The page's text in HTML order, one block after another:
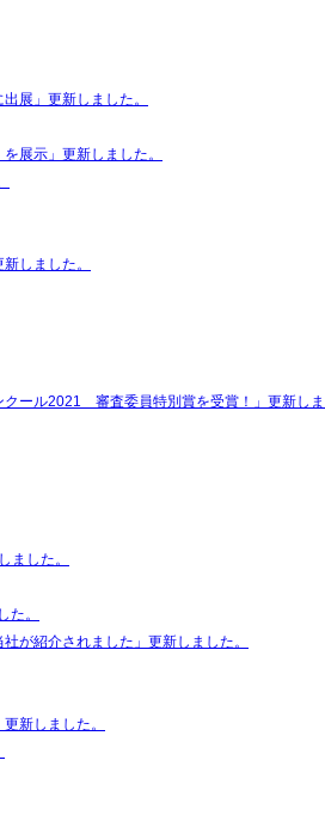
展」更新しました。
展示」更新しました。
しました。
クール2021 審査委員特別賞を受賞！」更新し
ました。
た。
が紹介されました」更新しました。
新しました。